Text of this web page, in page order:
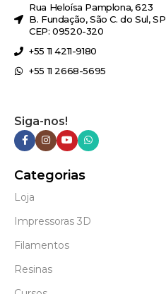
Rua Heloísa Pamplona, 623
B. Fundação, São C. do Sul, SP
CEP: 09520-320
+55 11 4211-9180
+55 11 2668-5695
Siga-nos!
Categorias
Loja
Impressoras 3D
Filamentos
Resinas